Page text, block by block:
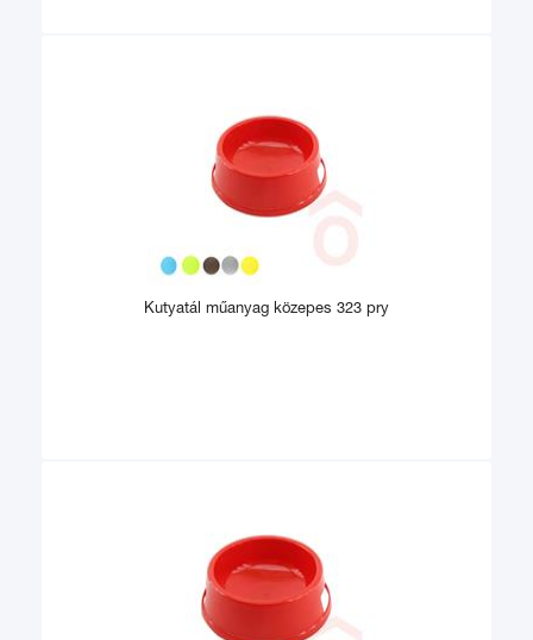
Kutyatál műanyag közepes 323 pry